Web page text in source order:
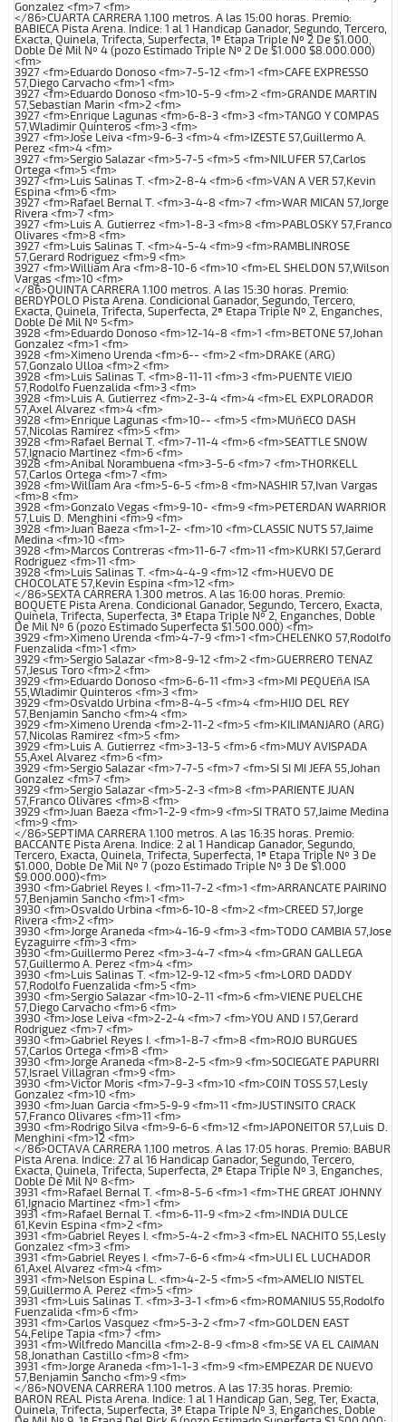
Gonzalez <fm>7 <fm>
</86>CUARTA CARRERA 1.100 metros. A las 15:00 horas. Premio:
BABIECA Pista Arena. Indice: 1 al 1 Handicap Ganador, Segundo, Tercero,
Exacta, Quinela, Trifecta, Superfecta, 1ª Etapa Triple Nº 2 De $1.000,
Doble De Mil Nº 4 (pozo Estimado Triple Nº 2 De $1.000 $8.000.000)
<fm>
3927 <fm>Eduardo Donoso <fm>7-5-12 <fm>1 <fm>CAFE EXPRESSO
57,Diego Carvacho <fm>1 <fm>
3927 <fm>Eduardo Donoso <fm>10-5-9 <fm>2 <fm>GRANDE MARTIN
57,Sebastian Marin <fm>2 <fm>
3927 <fm>Enrique Lagunas <fm>6-8-3 <fm>3 <fm>TANGO Y COMPAS
57,Wladimir Quinteros <fm>3 <fm>
3927 <fm>Jose Leiva <fm>9-6-3 <fm>4 <fm>IZESTE 57,Guillermo A.
Perez <fm>4 <fm>
3927 <fm>Sergio Salazar <fm>5-7-5 <fm>5 <fm>NILUFER 57,Carlos
Ortega <fm>5 <fm>
3927 <fm>Luis Salinas T. <fm>2-8-4 <fm>6 <fm>VAN A VER 57,Kevin
Espina <fm>6 <fm>
3927 <fm>Rafael Bernal T. <fm>3-4-8 <fm>7 <fm>WAR MICAN 57,Jorge
Rivera <fm>7 <fm>
3927 <fm>Luis A. Gutierrez <fm>1-8-3 <fm>8 <fm>PABLOSKY 57,Franco
Olivares <fm>8 <fm>
3927 <fm>Luis Salinas T. <fm>4-5-4 <fm>9 <fm>RAMBLINROSE
57,Gerard Rodriguez <fm>9 <fm>
3927 <fm>William Ara <fm>8-10-6 <fm>10 <fm>EL SHELDON 57,Wilson
Vargas <fm>10 <fm>
</86>QUINTA CARRERA 1.100 metros. A las 15:30 horas. Premio:
BERDYPOLO Pista Arena. Condicional Ganador, Segundo, Tercero,
Exacta, Quinela, Trifecta, Superfecta, 2ª Etapa Triple Nº 2, Enganches,
Doble De Mil Nº 5<fm>
3928 <fm>Eduardo Donoso <fm>12-14-8 <fm>1 <fm>BETONE 57,Johan
Gonzalez <fm>1 <fm>
3928 <fm>Ximeno Urenda <fm>6-- <fm>2 <fm>DRAKE (ARG)
57,Gonzalo Ulloa <fm>2 <fm>
3928 <fm>Luis Salinas T. <fm>8-11-11 <fm>3 <fm>PUENTE VIEJO
57,Rodolfo Fuenzalida <fm>3 <fm>
3928 <fm>Luis A. Gutierrez <fm>2-3-4 <fm>4 <fm>EL EXPLORADOR
57,Axel Alvarez <fm>4 <fm>
3928 <fm>Enrique Lagunas <fm>10-- <fm>5 <fm>MUñECO DASH
57,Nicolas Ramirez <fm>5 <fm>
3928 <fm>Rafael Bernal T. <fm>7-11-4 <fm>6 <fm>SEATTLE SNOW
57,Ignacio Martinez <fm>6 <fm>
3928 <fm>Anibal Norambuena <fm>3-5-6 <fm>7 <fm>THORKELL
57,Carlos Ortega <fm>7 <fm>
3928 <fm>William Ara <fm>5-6-5 <fm>8 <fm>NASHIR 57,Ivan Vargas
<fm>8 <fm>
3928 <fm>Gonzalo Vegas <fm>9-10- <fm>9 <fm>PETERDAN WARRIOR
57,Luis D. Menghini <fm>9 <fm>
3928 <fm>Juan Baeza <fm>1-2- <fm>10 <fm>CLASSIC NUTS 57,Jaime
Medina <fm>10 <fm>
3928 <fm>Marcos Contreras <fm>11-6-7 <fm>11 <fm>KURKI 57,Gerard
Rodriguez <fm>11 <fm>
3928 <fm>Luis Salinas T. <fm>4-4-9 <fm>12 <fm>HUEVO DE
CHOCOLATE 57,Kevin Espina <fm>12 <fm>
</86>SEXTA CARRERA 1.300 metros. A las 16:00 horas. Premio:
BOQUETE Pista Arena. Condicional Ganador, Segundo, Tercero, Exacta,
Quinela, Trifecta, Superfecta, 3ª Etapa Triple Nº 2, Enganches, Doble
De Mil Nº 6 (pozo Estimado Superfecta $1.500.000) <fm>
3929 <fm>Ximeno Urenda <fm>4-7-9 <fm>1 <fm>CHELENKO 57,Rodolfo
Fuenzalida <fm>1 <fm>
3929 <fm>Sergio Salazar <fm>8-9-12 <fm>2 <fm>GUERRERO TENAZ
57,Jesus Toro <fm>2 <fm>
3929 <fm>Eduardo Donoso <fm>6-6-11 <fm>3 <fm>MI PEQUEñA ISA
55,Wladimir Quinteros <fm>3 <fm>
3929 <fm>Osvaldo Urbina <fm>8-4-5 <fm>4 <fm>HIJO DEL REY
57,Benjamin Sancho <fm>4 <fm>
3929 <fm>Ximeno Urenda <fm>2-11-2 <fm>5 <fm>KILIMANJARO (ARG)
57,Nicolas Ramirez <fm>5 <fm>
3929 <fm>Luis A. Gutierrez <fm>3-13-5 <fm>6 <fm>MUY AVISPADA
55,Axel Alvarez <fm>6 <fm>
3929 <fm>Sergio Salazar <fm>7-7-5 <fm>7 <fm>SI SI MI JEFA 55,Johan
Gonzalez <fm>7 <fm>
3929 <fm>Sergio Salazar <fm>5-2-3 <fm>8 <fm>PARIENTE JUAN
57,Franco Olivares <fm>8 <fm>
3929 <fm>Juan Baeza <fm>1-2-9 <fm>9 <fm>SI TRATO 57,Jaime Medina
<fm>9 <fm>
</86>SEPTIMA CARRERA 1.100 metros. A las 16:35 horas. Premio:
BACCANTE Pista Arena. Indice: 2 al 1 Handicap Ganador, Segundo,
Tercero, Exacta, Quinela, Trifecta, Superfecta, 1ª Etapa Triple Nº 3 De
$1.000, Doble De Mil Nº 7 (pozo Estimado Triple Nº 3 De $1.000
$9.000.000)<fm>
3930 <fm>Gabriel Reyes I. <fm>11-7-2 <fm>1 <fm>ARRANCATE PAIRINO
57,Benjamin Sancho <fm>1 <fm>
3930 <fm>Osvaldo Urbina <fm>6-10-8 <fm>2 <fm>CREED 57,Jorge
Rivera <fm>2 <fm>
3930 <fm>Jorge Araneda <fm>4-16-9 <fm>3 <fm>TODO CAMBIA 57,Jose
Eyzaguirre <fm>3 <fm>
3930 <fm>Guillermo Perez <fm>3-4-7 <fm>4 <fm>GRAN GALLEGA
57,Guillermo A. Perez <fm>4 <fm>
3930 <fm>Luis Salinas T. <fm>12-9-12 <fm>5 <fm>LORD DADDY
57,Rodolfo Fuenzalida <fm>5 <fm>
3930 <fm>Sergio Salazar <fm>10-2-11 <fm>6 <fm>VIENE PUELCHE
57,Diego Carvacho <fm>6 <fm>
3930 <fm>Jose Leiva <fm>2-2-4 <fm>7 <fm>YOU AND I 57,Gerard
Rodriguez <fm>7 <fm>
3930 <fm>Gabriel Reyes I. <fm>1-8-7 <fm>8 <fm>ROJO BURGUES
57,Carlos Ortega <fm>8 <fm>
3930 <fm>Jorge Araneda <fm>8-2-5 <fm>9 <fm>SOCIEGATE PAPURRI
57,Israel Villagran <fm>9 <fm>
3930 <fm>Victor Moris <fm>7-9-3 <fm>10 <fm>COIN TOSS 57,Lesly
Gonzalez <fm>10 <fm>
3930 <fm>Juan Garcia <fm>5-9-9 <fm>11 <fm>JUSTINSITO CRACK
57,Franco Olivares <fm>11 <fm>
3930 <fm>Rodrigo Silva <fm>9-6-6 <fm>12 <fm>JAPONEITOR 57,Luis D.
Menghini <fm>12 <fm>
</86>OCTAVA CARRERA 1.100 metros. A las 17:05 horas. Premio: BABUR
Pista Arena. Indice: 27 al 16 Handicap Ganador, Segundo, Tercero,
Exacta, Quinela, Trifecta, Superfecta, 2ª Etapa Triple Nº 3, Enganches,
Doble De Mil Nº 8<fm>
3931 <fm>Rafael Bernal T. <fm>8-5-6 <fm>1 <fm>THE GREAT JOHNNY
61,Ignacio Martinez <fm>1 <fm>
3931 <fm>Rafael Bernal T. <fm>6-11-9 <fm>2 <fm>INDIA DULCE
61,Kevin Espina <fm>2 <fm>
3931 <fm>Gabriel Reyes I. <fm>5-4-2 <fm>3 <fm>EL NACHITO 55,Lesly
Gonzalez <fm>3 <fm>
3931 <fm>Gabriel Reyes I. <fm>7-6-6 <fm>4 <fm>ULI EL LUCHADOR
61,Axel Alvarez <fm>4 <fm>
3931 <fm>Nelson Espina L. <fm>4-2-5 <fm>5 <fm>AMELIO NISTEL
59,Guillermo A. Perez <fm>5 <fm>
3931 <fm>Luis Salinas T. <fm>3-3-1 <fm>6 <fm>ROMANIUS 55,Rodolfo
Fuenzalida <fm>6 <fm>
3931 <fm>Carlos Vasquez <fm>5-3-2 <fm>7 <fm>GOLDEN EAST
54,Felipe Tapia <fm>7 <fm>
3931 <fm>Wilfredo Mancilla <fm>2-8-9 <fm>8 <fm>SE VA EL CAIMAN
58,Jonathan Castillo <fm>8 <fm>
3931 <fm>Jorge Araneda <fm>1-1-3 <fm>9 <fm>EMPEZAR DE NUEVO
57,Benjamin Sancho <fm>9 <fm>
</86>NOVENA CARRERA 1.100 metros. A las 17:35 horas. Premio:
BARON REAL Pista Arena. Indice: 1 al 1 Handicap Gan, Seg, Ter, Exacta,
Quinela, Trifecta, Superfecta, 3ª Etapa Triple Nº 3, Enganches, Doble